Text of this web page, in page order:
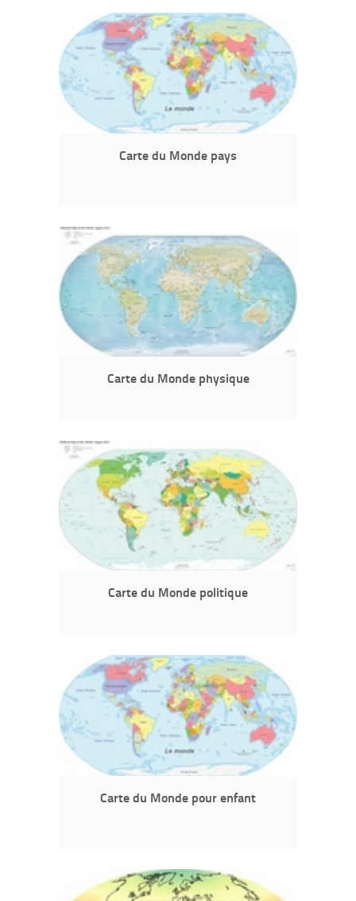
Carte du Monde pays
Carte du Monde physique
Carte du Monde politique
Carte du Monde pour enfant